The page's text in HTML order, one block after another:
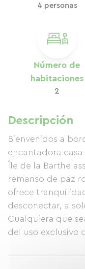
4 personas
Número de
habitaciones
2
Descripción
Bienvenidos a
encantadora
Île de la
remanso de paz
ofrece
desconectar, a
Cualquiera que
del uso exclusivo